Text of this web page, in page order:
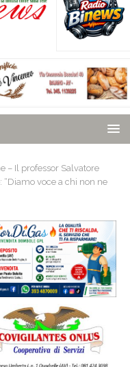
– Il professor Salvatore
voce a chi non ne